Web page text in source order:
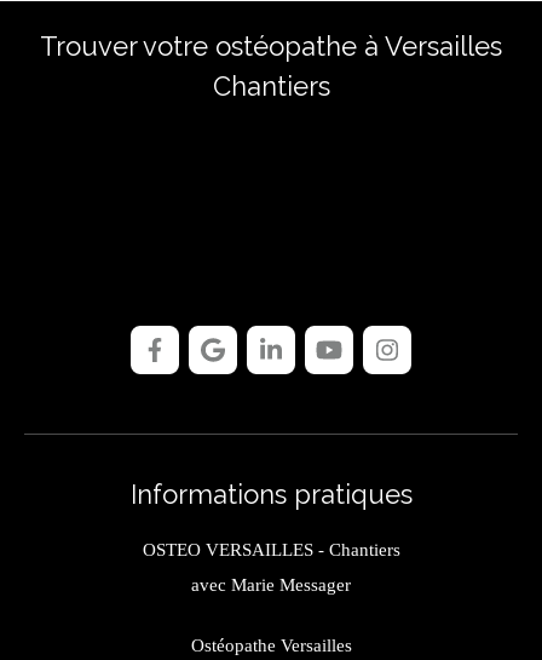
Trouver votre ostéopathe à Versailles
Chantiers
Informations pratiques
OSTEO VERSAILLES - Chantiers
avec Marie Messager
Ostéopathe Versailles